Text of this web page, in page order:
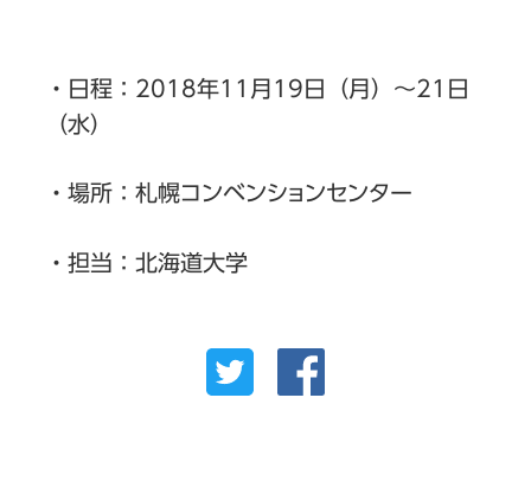
・日程：2018年11月19日（月）～21日
（水）
・場所：札幌コンベンションセンター
・担当：北海道大学